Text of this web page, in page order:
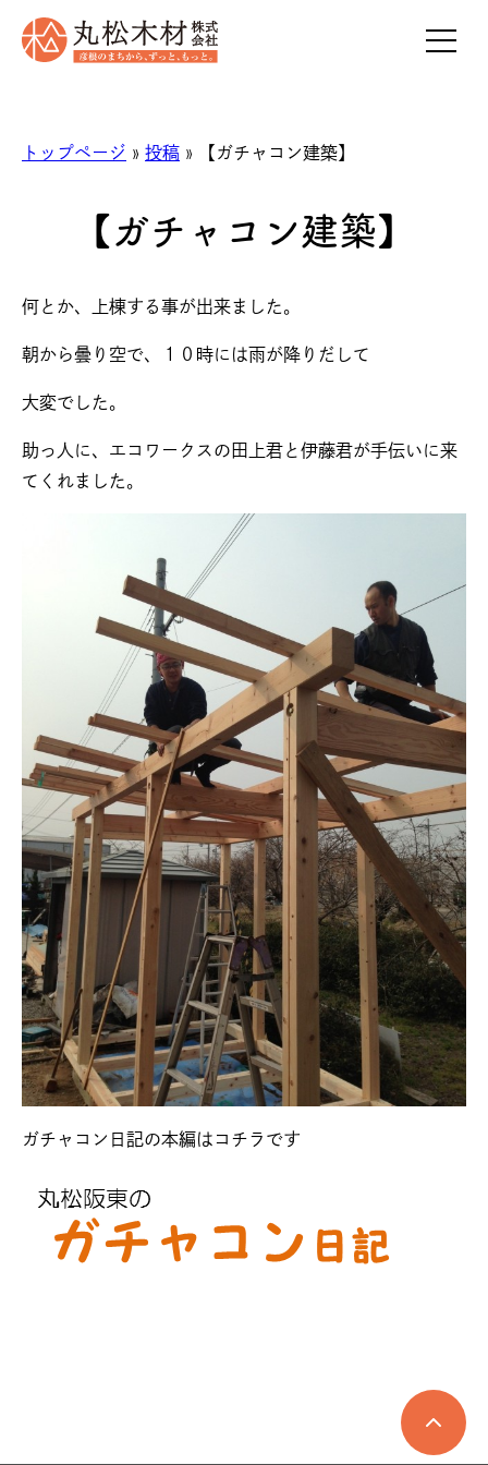
トップページ » 投稿 » 【ガチャコン建築】
【ガチャコン建築】
何とか、上棟する事が出来ました。
朝から曇り空で、１０時には雨が降りだして
大変でした。
助っ人に、エコワークスの田上君と伊藤君が手伝いに来
てくれました。
ガチャコン日記の本編はコチラです